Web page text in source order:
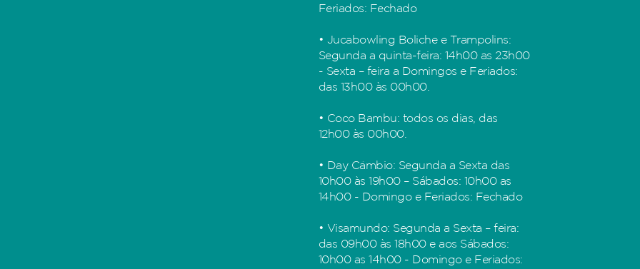
Feriados: Fechado
• Jucabowling Boliche e Trampolins:
Segunda a quinta-feira: 14h00 as 23h00
- Sexta – feira a Domingos e Feriados:
das 13h00 às 00h00.
• Coco Bambu: todos os dias, das
12h00 às 00h00.
• Day Câmbio: Segunda a Sexta das
10h00 às 19h00 – Sábados: 10h00 as
14h00 - Domingo e Feriados: Fechado
• Visamundo: Segunda a Sexta – feira:
das 09h00 às 18h00 e aos Sábados:
10h00 as 14h00 - Domingo e Feriados: